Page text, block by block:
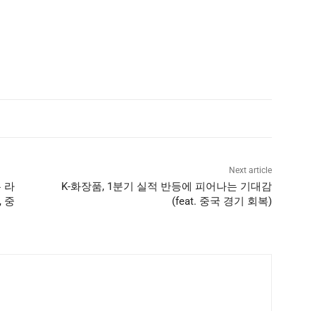
라
중
Next article
K-화장품, 1분기 실적 반등에 피어나는 기대감
(feat. 중국 경기 회복)